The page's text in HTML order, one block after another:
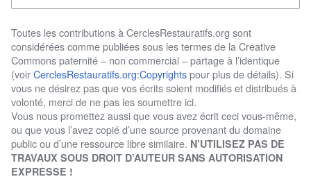
Toutes les contributions à CerclesRestauratifs.org sont
considérées comme publiées sous les termes de la Creative
Commons paternité – non commercial – partage à l’identique
(voirCerclesRestauratifs.org:Copyrightspour plus de détails). Si
vous ne désirez pas que vos écrits soient modifiés et distribués à
volonté, merci de ne pas les soumettre ici.
Vous nous promettez aussi que vous avez écrit ceci vous-même,
ou que vous l’avez copié d’une source provenant du domaine
public ou d’une ressource libre similaire. N’UTILISEZ PAS DE
TRAVAUX SOUS DROIT D’AUTEUR SANS AUTORISATION
EXPRESSE !